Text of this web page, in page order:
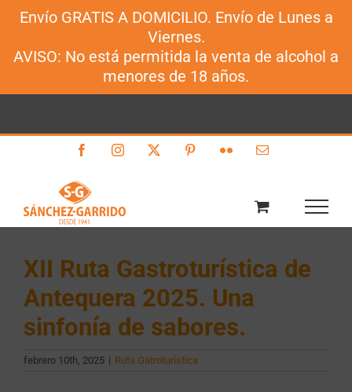
Envío GRATIS A DOMICILIO. Envío de Lunes a
Viernes.
AVISO: No está permitida la venta de alcohol a
menores de 18 años.
FacebookInstagram PinterestFlickr Correo
XII Ruta Gastroturística de
Antequera 2025. Una
sinfonía de sabores.
febrero 10th, 2025 | Ruta Gatroturística
Sánchez-Garrido